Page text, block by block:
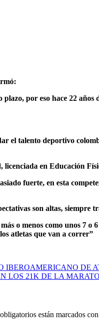
por eso hace 22
el talento deportivo
licenciada en Educación
fuerte, en esta
son altas,
o menos como unos 7
atletas que van a correr”
IBEROAMERICANO DE
LOS 21K DE LA
están marcados con